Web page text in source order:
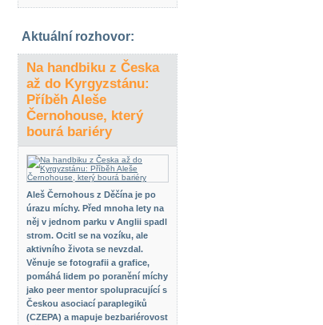
Aktuální rozhovor:
Na handbiku z Česka
až do Kyrgyzstánu:
Příběh Aleše
Černohouse, který
bourá bariéry
Aleš Černohous z Děčína je po
úrazu míchy. Před mnoha lety na
něj v jednom parku v Anglii spadl
strom. Ocitl se na vozíku, ale
aktivního života se nevzdal.
Věnuje se fotografii a grafice,
pomáhá lidem po poranění míchy
jako peer mentor spolupracující s
Českou asociací paraplegiků
(CZEPA) a mapuje bezbariérovost